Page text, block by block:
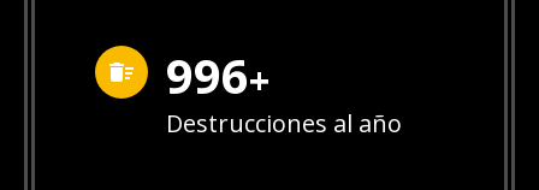
1,000
Destrucciones al año